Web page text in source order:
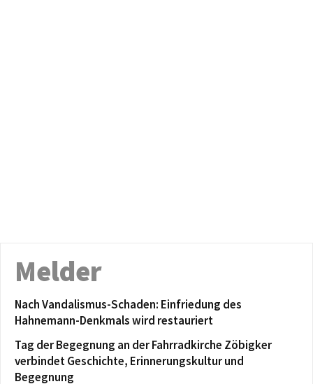
Melder
Nach Vandalismus-Schaden: Einfriedung des
Hahnemann-Denkmals wird restauriert
Tag der Begegnung an der Fahrradkirche Zöbigker
verbindet Geschichte, Erinnerungskultur und
Begegnung